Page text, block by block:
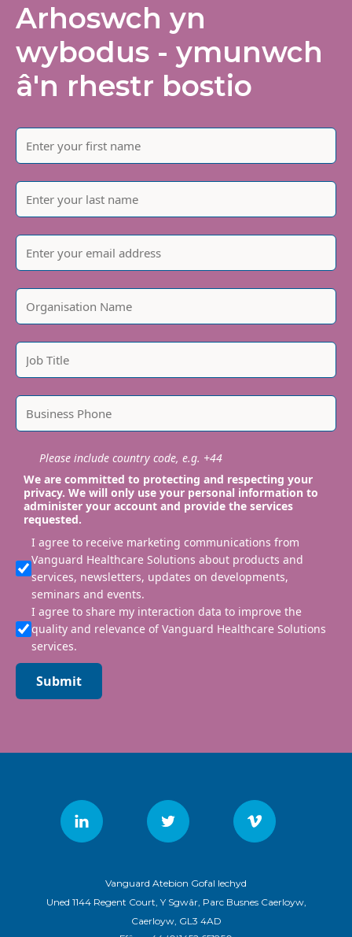
Arhoswch yn
wybodus - ymunwch
â'n rhestr bostio
Please include country code, e.g. +44
We are committed to protecting and respecting your
privacy. We will only use your personal information to
administer your account and provide the services
requested.
I agree to receive marketing communications from
Vanguard Healthcare Solutions about products and
services, newsletters, updates on developments,
seminars and events.
I agree to share my interaction data to improve the
quality and relevance of Vanguard Healthcare Solutions
services.
Submit
Vanguard Atebion Gofal Iechyd
Uned 1144 Regent Court, Y Sgwâr, Parc Busnes Caerloyw,
Caerloyw, GL3 4AD